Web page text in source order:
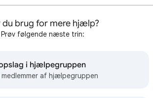
du brug for mere hjælp?
Prøv følgende næste trin:
i hjælpegruppen
medlemmer af hjælpegruppen